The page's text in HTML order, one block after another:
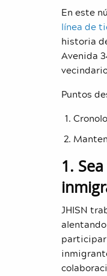
En este
línea de
historia
Avenida
Puntos
1.
JHISN
participar